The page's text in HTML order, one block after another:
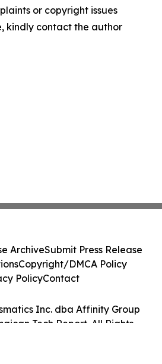
or copyright issues
kindly contact the author
Inc. dba Affinity Group
Tech Report. All Rights
ArchiveSubmit Press Release
Copyright/DMCA Policy
PolicyContact